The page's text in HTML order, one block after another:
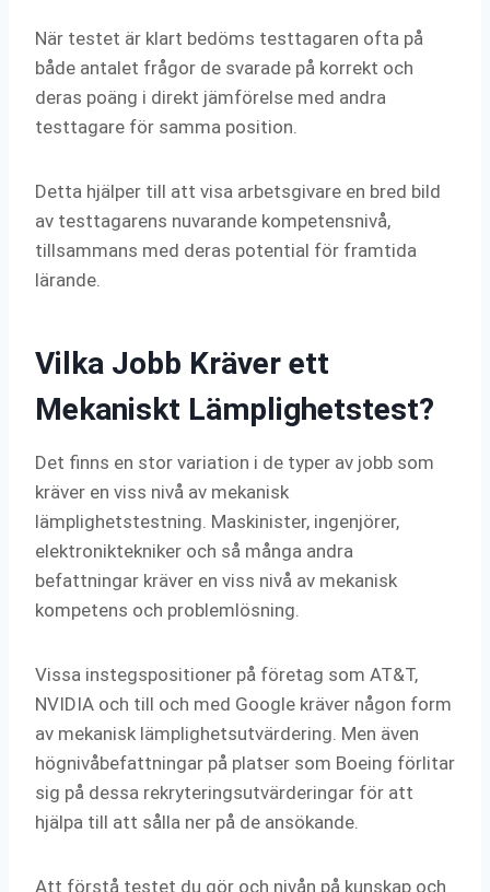
När testet är klart bedöms testtagaren ofta på
både antalet frågor de svarade på korrekt och
deras poäng i direkt jämförelse med andra
testtagare för samma position.
Detta hjälper till att visa arbetsgivare en bred bild
av testtagarens nuvarande kompetensnivå,
tillsammans med deras potential för framtida
lärande.
Vilka Jobb Kräver ett
Mekaniskt Lämplighetstest?
Det finns en stor variation i de typer av jobb som
kräver en viss nivå av mekanisk
lämplighetstestning. Maskinister, ingenjörer,
elektroniktekniker och så många andra
befattningar kräver en viss nivå av mekanisk
kompetens och problemlösning.
Vissa instegspositioner på företag som AT&T,
NVIDIA och till och med Google kräver någon form
av mekanisk lämplighetsutvärdering. Men även
högnivåbefattningar på platser som Boeing förlitar
sig på dessa rekryteringsutvärderingar för att
hjälpa till att sålla ner på de ansökande.
Att förstå testet du gör och nivån på kunskap och